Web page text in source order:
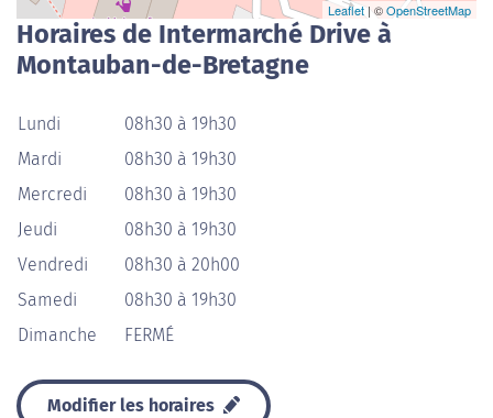
Leaflet | ©OpenStreetMap
Horaires de Intermarché Drive à
Montauban-de-Bretagne
Lundi
08h30 à 19h30
Mardi
08h30 à 19h30
Mercredi
08h30 à 19h30
Jeudi
08h30 à 19h30
Vendredi
08h30 à 20h00
Samedi
08h30 à 19h30
Dimanche
FERMÉ
Modifier les horaires